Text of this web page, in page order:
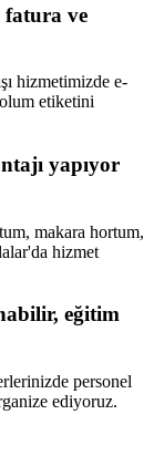
fatura ve
hizmetimizde e-
etiketini
yapıyor
makara hortum,
hizmet
eğitim
personel
ediyoruz.